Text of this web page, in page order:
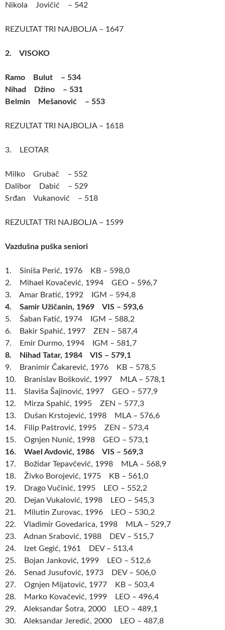
Nikola Jovičić – 542
REZULTAT TRI NAJBOLJA – 1647
2. VISOKO
Ramo Bulut – 534
Nihad Džino – 531
Belmin Mešanović – 553
REZULTAT TRI NAJBOLJA – 1618
3. LEOTAR
Milko Grubač – 552
Dalibor Dabić – 529
Srđan Vukanović – 518
REZULTAT TRI NAJBOLJA – 1599
Vazdušna puška seniori
1. Siniša Perić, 1976 KB – 598,0
2. Mihael Kovačević, 1994 GEO – 596,7
3. Amar Bratić, 1992 IGM – 594,8
4. Samir Užičanin, 1969 VIS – 593,6
5. Šaban Fatić, 1974 IGM – 588,2
6. Bakir Spahić, 1997 ZEN – 587,4
7. Emir Durmo, 1994 IGM – 581,7
8. Nihad Tatar, 1984 VIS – 579,1
9. Branimir Čakarević, 1976 KB – 578,5
10. Branislav Bošković, 1997 MLA – 578,1
11. Slaviša Šajinović, 1997 GEO – 577,9
12. Mirza Spahić, 1995 ZEN – 577,3
13. Dušan Krstojević, 1998 MLA – 576,6
14. Filip Paštrović, 1995 ZEN – 573,4
15. Ognjen Nunić, 1998 GEO – 573,1
16. Wael Avdović, 1986 VIS – 569,3
17. Božidar Tepavčević, 1998 MLA – 568,9
18. Živko Borojević, 1975 KB – 561,0
19. Drago Vučinić, 1995 LEO – 552,2
20. Dejan Vukalović, 1998 LEO – 545,3
21. Milutin Zurovac, 1996 LEO – 530,2
22. Vladimir Govedarica, 1998 MLA – 529,7
23. Adnan Srabović, 1988 DEV – 515,7
24. Izet Gegić, 1961 DEV – 513,4
25. Bojan Janković, 1999 LEO – 512,6
26. Senad Jusufović, 1973 DEV – 506,0
27. Ognjen Mijatović, 1977 KB – 503,4
28. Marko Kovačević, 1999 LEO – 496,4
29. Aleksandar Šotra, 2000 LEO – 489,1
30. Aleksandar Jeredić, 2000 LEO – 487,8